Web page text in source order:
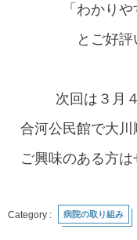
「わかり
とご好評
次回は３月
合河公民館で大川
ご興味のある方は
病院の取り組み